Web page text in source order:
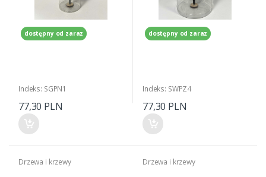
dostępny od zaraz
Indeks: SGPN1
77,30 PLN
dostępny od zaraz
Indeks: SWPZ4
77,30 PLN
Drzewa i krzewy Drzewa i krzewy